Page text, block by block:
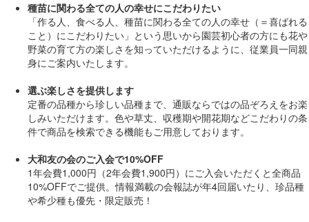
種苗に関わる全ての人の幸せにこだわりたい
「作る人、食べる人、種苗に関わる全ての人の幸せ（＝喜ばれる
こと）にこだわりたい」 という思いから園芸初心者の方にも花や
野菜の育て方の楽しさを知っていただけるように、従業員一同親
身にご案内いたします。
選ぶ楽しさを提供します
定番の品種から珍しい品種まで、通販ならではの品ぞろえをお楽
しみいただけます。色や草丈、収穫期や開花期などこだわりの条
件で商品を検索できる機能もご用意しております。
大和友の会のご入会で10%OFF
1年会費1,000円（2年会費1,900円）にご入会いただくと全商品
10%OFFでご提供。情報満載の会報誌が年4回届いたり、珍品種
や希少種も優先・限定販売！